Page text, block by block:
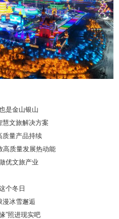
是金山银山
慧文旅解决方案
质量产品持续
高质量发展热动能
优文旅产业
个冬日
漫冰雪邂逅
”照进现实吧